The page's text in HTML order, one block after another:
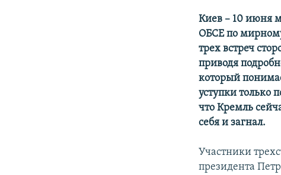
Киев – 10 июня
ОБСЕ по
трех встреч
приводя
который
уступки только
что Кремль
себя и загнал.
Участники
президента